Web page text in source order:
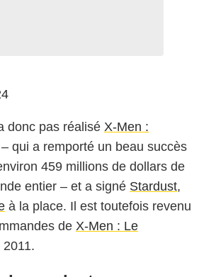
donc pas réalisé X-Men :
– qui a remporté un beau succès
459 millions de dollars de
entier – et a signé Stardust,
à la place. Il est toutefois revenu
de X-Men : Le
2011.